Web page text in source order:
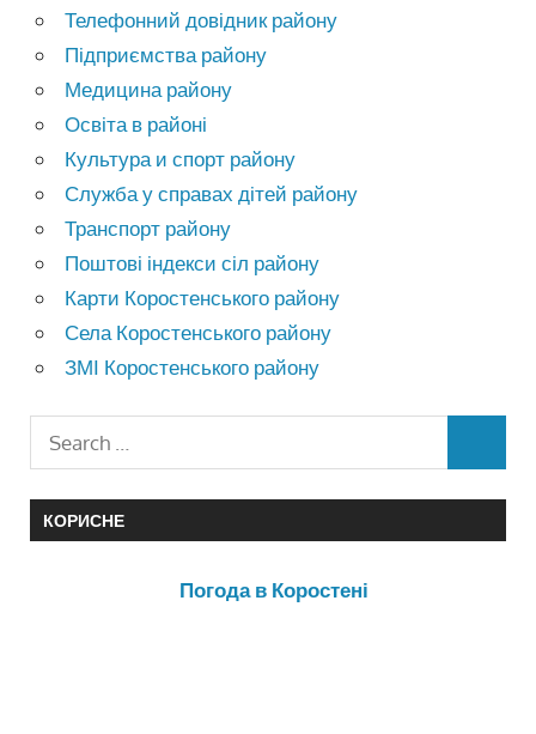
Телефонний довідник району
Підприємства району
Медицина району
Освіта в районі
Культура и спорт району
Служба у справах дітей району
Транспорт району
Поштові індекси сіл району
Карти Коростенського району
Села Коростенського району
ЗМІ Коростенського району
КОРИСНЕ
Погода в Коростені